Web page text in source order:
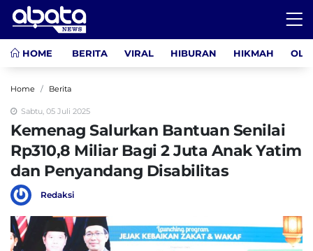
HOME BERITA VIRAL HIBURAN HIKMAH
Home Berita
Sabtu, 05 Juli 2025
Kemenag Salurkan Bantuan Senilai
Rp310,8 Miliar Bagi 2 Juta Anak Yatim
dan Penyandang Disabilitas
Redaksi